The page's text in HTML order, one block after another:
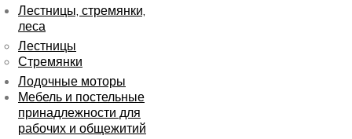
Лестницы, стремянки,
леса
Лестницы
Стремянки
Лодочные моторы
Мебель и постельные
принадлежности для
рабочих и общежитий